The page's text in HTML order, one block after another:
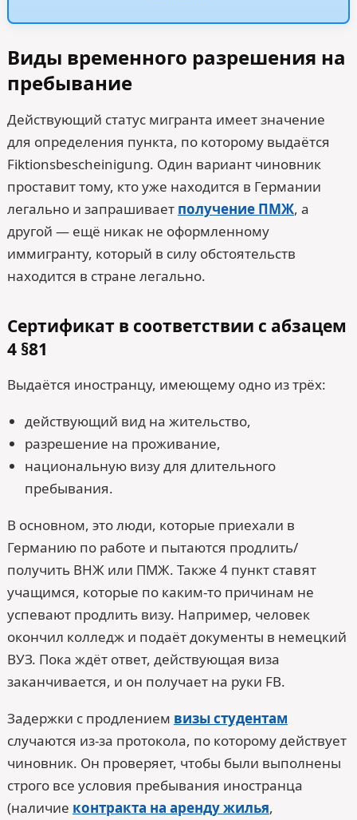
Виды временного разрешения на
пребывание
Действующий статус мигранта имеет значение
для определения пункта, по которому выдаётся
Fiktionsbescheinigung. Один вариант чиновник
проставит тому, кто уже находится в Германии
легально и запрашивает получение ПМЖ, а
другой — ещё никак не оформленному
иммигранту, который в силу обстоятельств
находится в стране легально.
Сертификат в соответствии с абзацем
4 §81
Выдаётся иностранцу, имеющему одно из трёх:
действующий вид на жительство,
разрешение на проживание,
национальную визу для длительного
пребывания.
В основном, это люди, которые приехали в
Германию по работе и пытаются продлить/
получить ВНЖ или ПМЖ. Также 4 пункт ставят
учащимся, которые по каким-то причинам не
успевают продлить визу. Например, человек
окончил колледж и подаёт документы в немецкий
ВУЗ. Пока ждёт ответ, действующая виза
заканчивается, и он получает на руки FB.
Задержки с продлением визы студентам
случаются из-за протокола, по которому действует
чиновник. Он проверяет, чтобы были выполнены
строго все условия пребывания иностранца
(наличие контракта на аренду жилья,